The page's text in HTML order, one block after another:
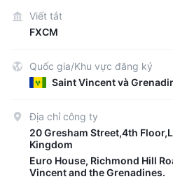
Viết tắt
FXCM
Quốc gia/Khu vực đăng ký
Saint Vincent và
Địa chỉ công ty
20 Gresham Street,4th
Kingdom
Euro House, Richmond Hill
Vincent and the Grenadines.